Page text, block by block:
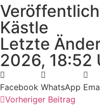
Kästle
Letzte
2026, 18:52
Facebook WhatsApp
Vorheriger Beitrag